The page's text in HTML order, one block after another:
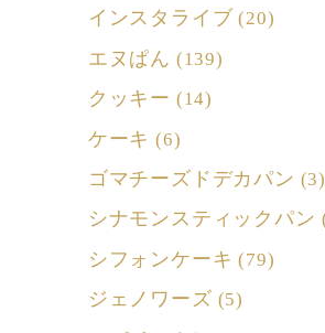
インスタライブ (20)
エヌぱん (139)
クッキー (14)
ケーキ (6)
ゴマチーズドデカパン (3)
シナモンスティックパン
シフォンケーキ (79)
ジェノワーズ (5)